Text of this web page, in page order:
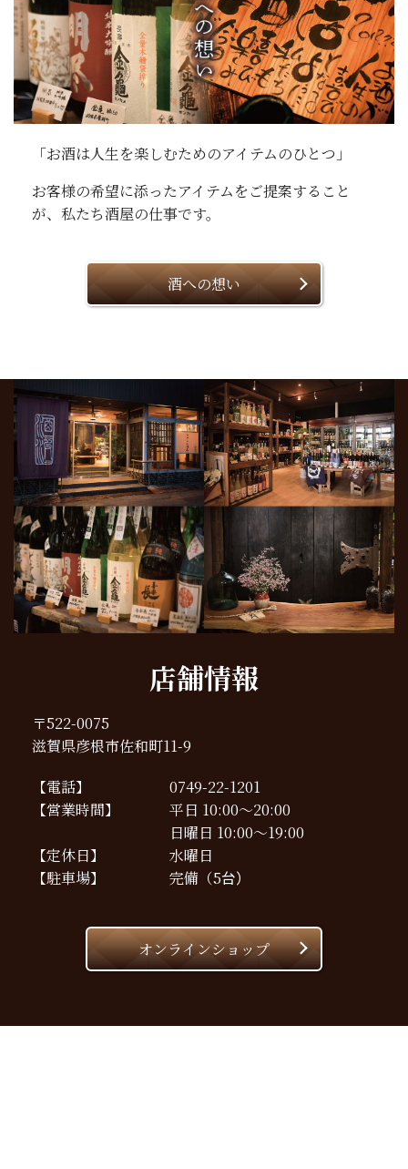
「お酒は人生を楽しむためのアイテムのひとつ」
お客様の希望に添ったアイテムをご提案すること
が、私たち酒屋の仕事です。
酒への想い
店舗情報
〒522-0075
滋賀県彦根市佐和町11-9
【電話】
0749-22-1201
【営業時間】
平日 10:00～20:00
日曜日 10:00～19:00
【定休日】
水曜日
【駐車場】
完備（5台）
オンラインショップ